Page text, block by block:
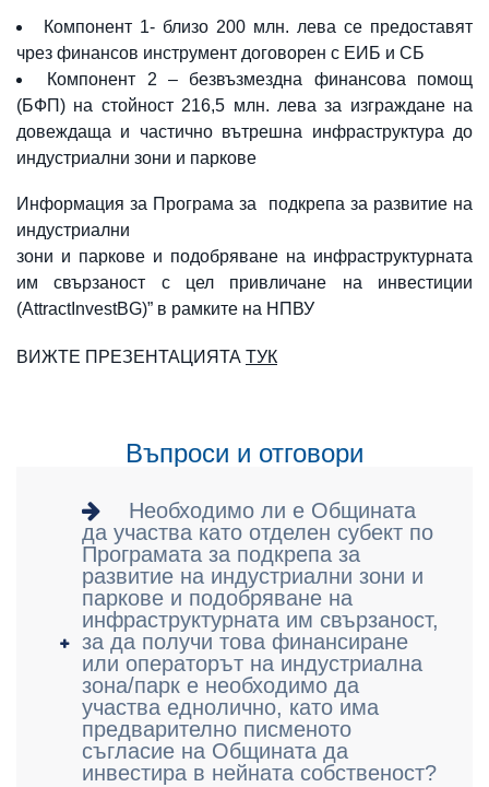
Компонент 1- близо 200 млн. лева се предоставят
чрез финансов инструмент договорен с ЕИБ и СБ
Компонент 2 – безвъзмездна финансова помощ
(БФП) на стойност 216,5 млн. лева за изграждане на
довеждаща и частично вътрешна инфраструктура до
индустриални зони и паркове
Информация за Програма за подкрепа за развитие на
индустриални
зони и паркове и подобряване на инфраструктурната
им свързаност с цел привличане на инвестиции
(AttractInvestBG)” в рамките на НПВУ
ВИЖТЕ ПРЕЗЕНТАЦИЯТА ТУК
Въпроси и отговори
Необходимо ли е Общината
да участва като отделен субект по
Програмата за подкрепа за
развитие на индустриални зони и
паркове и подобряване на
инфраструктурната им свързаност,
за да получи това финансиране
или операторът на индустриална
зона/парк е необходимо да
участва еднолично, като има
предварително писменото
съгласие на Общината да
инвестира в нейната собственост?